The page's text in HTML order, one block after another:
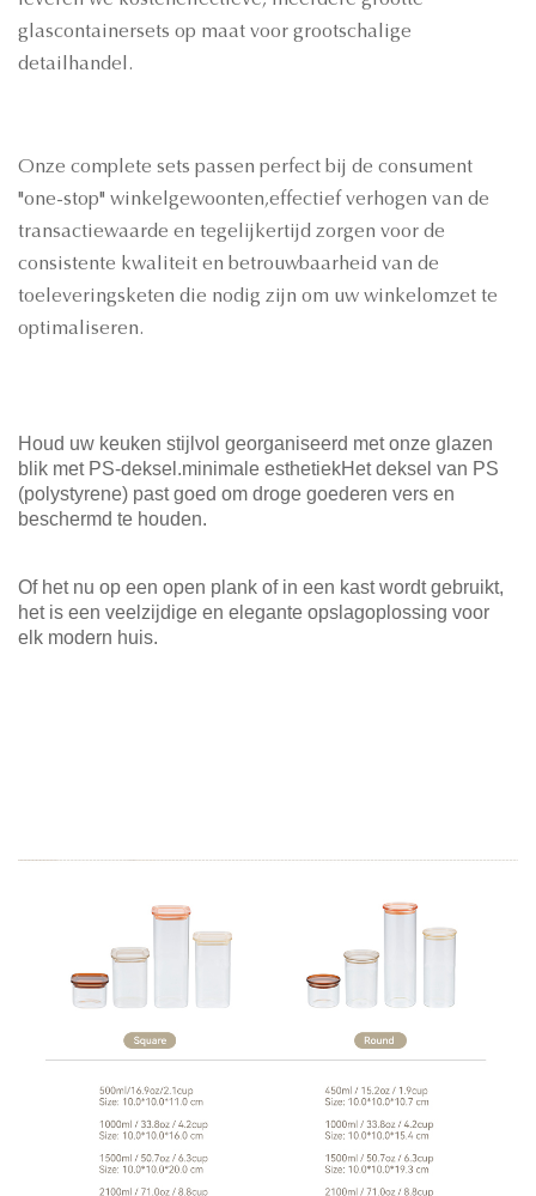
glascontainersets op maat voor grootschalige
detailhandel.
Onze complete sets passen perfect bij de consument
"one-stop" winkelgewoonten,effectief verhogen van de
transactiewaarde en tegelijkertijd zorgen voor de
consistente kwaliteit en betrouwbaarheid van de
toeleveringsketen die nodig zijn om uw winkelomzet te
optimaliseren.
Houd uw keuken stijlvol georganiseerd met onze glazen
blik met PS-deksel.minimale esthetiekHet deksel van PS
(polystyrene) past goed om droge goederen vers en
beschermd te houden.
Of het nu op een open plank of in een kast wordt gebruikt,
het is een veelzijdige en elegante opslagoplossing voor
elk modern huis.